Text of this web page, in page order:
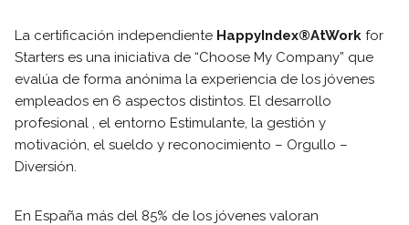
La certificación independiente HappyIndex®AtWork for
Starters es una iniciativa de “Choose My Company” que
evalúa de forma anónima la experiencia de los jóvenes
empleados en 6 aspectos distintos. El desarrollo
profesional , el entorno Estimulante, la gestión y
motivación, el sueldo y reconocimiento – Orgullo –
Diversión.
En España más del 85% de los jóvenes valoran